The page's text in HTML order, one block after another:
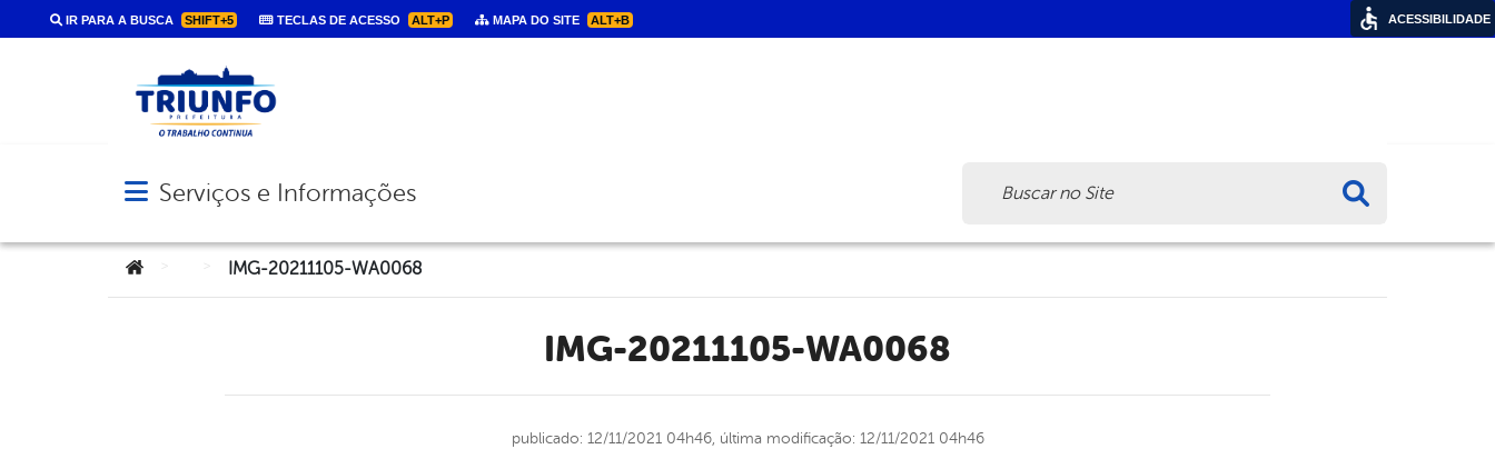
IR PARA A BUSCA SHIFT+5 TECLAS DE ACESSO ALT+P MAPA DO SITE ALT+B
Abrir menu principal de navegação
Serviços e Informações
Você está aqui:IMG-20211105-WA0068
IMG-20211105-WA0068
publicado: 12/11/2021 04h46, última modificação: 12/11/2021 04h46
ACESSIBILIDADE